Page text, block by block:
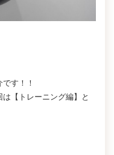
す！！
【トレーニング編】と